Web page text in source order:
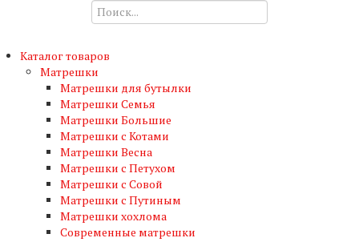
Каталог товаров
Матрешки
Матрешки для бутылки
Матрешки Семья
Матрешки Большие
Матрешки с Котами
Матрешки Весна
Матрешки с Петухом
Матрешки с Совой
Матрешки с Путиным
Матрешки хохлома
Современные матрешки